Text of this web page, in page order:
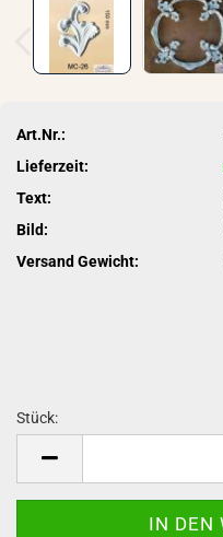
Art.Nr.:
Lieferzeit:
Text:
Bild:
Versand Gewicht:
Stück: